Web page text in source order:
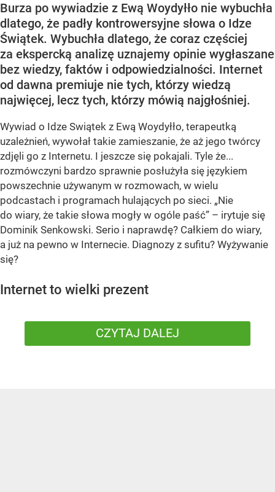
Burza po wywiadzie z Ewą Woydyłło nie wybuchła
dlatego, że padły kontrowersyjne słowa o Idze
Świątek. Wybuchła dlatego, że coraz częściej
za ekspercką analizę uznajemy opinie wygłaszane
bez wiedzy, faktów i odpowiedzialności. Internet
od dawna premiuje nie tych, którzy wiedzą
najwięcej, lecz tych, którzy mówią najgłośniej.
Wywiad o Idze Swiątek z Ewą Woydyłło, terapeutką
uzależnień, wywołał takie zamieszanie, że aż jego twórcy
zdjęli go z Internetu. I jeszcze się pokajali. Tyle że...
rozmówczyni bardzo sprawnie posłużyła się językiem
powszechnie używanym w rozmowach, w wielu
podcastach i programach hulających po sieci. „Nie
do wiary, że takie słowa mogły w ogóle paść” – irytuje się
Dominik Senkowski. Serio i naprawdę? Całkiem do wiary,
a już na pewno w Internecie. Diagnozy z sufitu? Wyżywanie
się?
Internet to wielki prezent
CZYTAJ DALEJ